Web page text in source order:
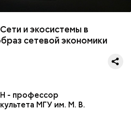
и экосистемы в
сетевой экономики
- профессор
МГУ им. М. В.